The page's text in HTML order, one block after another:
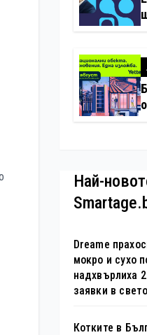
Най-
Dreame
мокро и сухо
надхвърлиха
заявки в
Котките в